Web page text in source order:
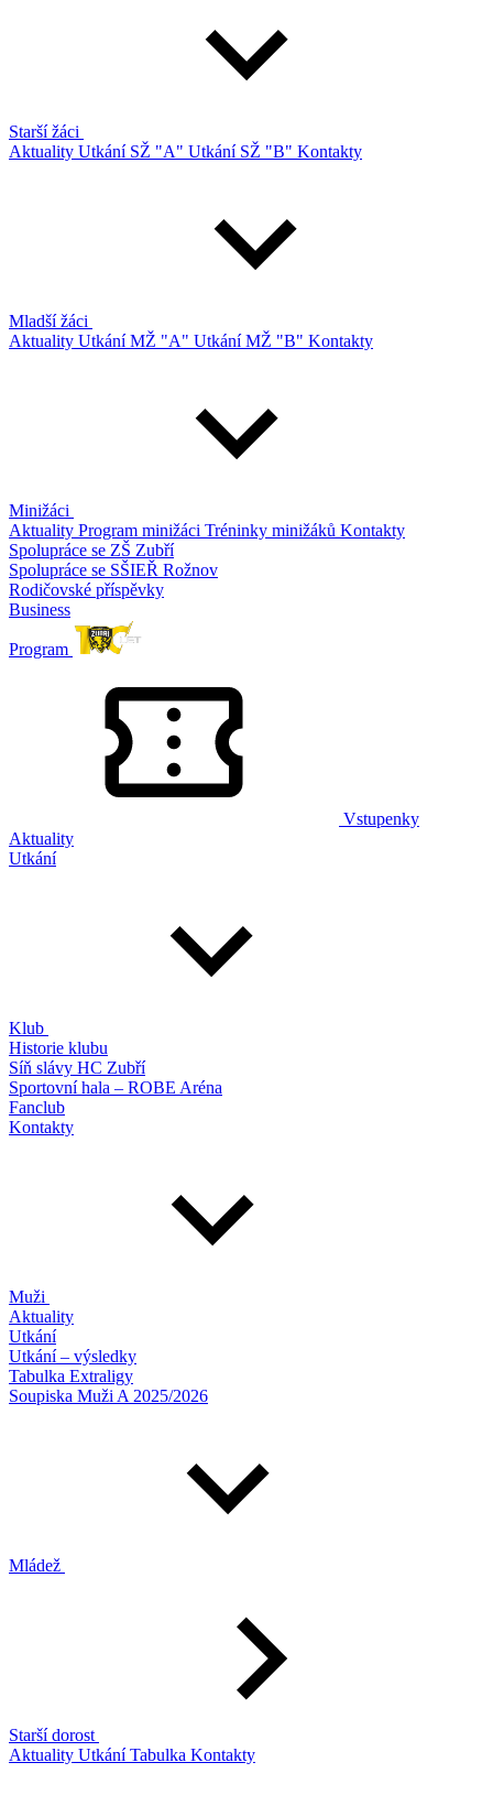
Starší žáci
Aktuality Utkání SŽ "A" Utkání SŽ "B" Kontakty
Mladší žáci
Aktuality Utkání MŽ "A" Utkání MŽ "B" Kontakty
Minižáci
Aktuality Program minižáci Tréninky minižáků Kontakty
Spolupráce se ZŠ Zubří
Spolupráce se SŠIEŘ Rožnov
Rodičovské příspěvky
Business
Program
Vstupenky
Aktuality
Utkání
Klub
Historie klubu
Síň slávy HC Zubří
Sportovní hala – ROBE Aréna
Fanclub
Kontakty
Muži
Aktuality
Utkání
Utkání – výsledky
Tabulka Extraligy
Soupiska Muži A 2025/2026
Mládež
Starší dorost
Aktuality UtkáníTabulka Kontakty